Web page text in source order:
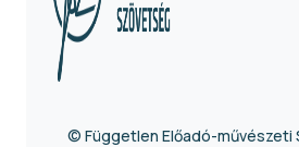
© Független Előadó-művészeti